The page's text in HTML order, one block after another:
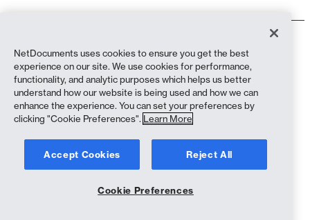
Política de Privacidade
Política de privacidade (residentes na Califórnia)
Declaração contra a Escravidão
Política de cookies
Conformidade
Copyright © 2026 NetDocuments Software, Inc. Todos os direitos
NetDocuments uses cookies to ensure you get the best
experience on our site. We use cookies for performance,
functionality, and analytic purposes which helps us better
understand how our website is being used and how we can
enhance the experience. You can set your preferences by
clicking "Cookie Preferences". Learn More
Accept Cookies Reject All
Cookie Preferences